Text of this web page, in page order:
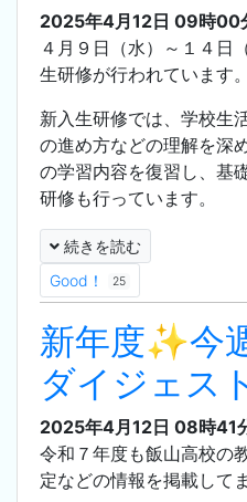
2025年4月12日 09時00
４月９日（水）～１４日
生研修が行われています。
新入生研修では、学校生
の進め方などの理解を深
の学習内容を復習し、基
研修も行っています。
続きを読む
Good！
25
新年度✨今
ダイジェス
2025年4月12日 08時41
令和７年度も飯山高校の
定などの情報を掲載して